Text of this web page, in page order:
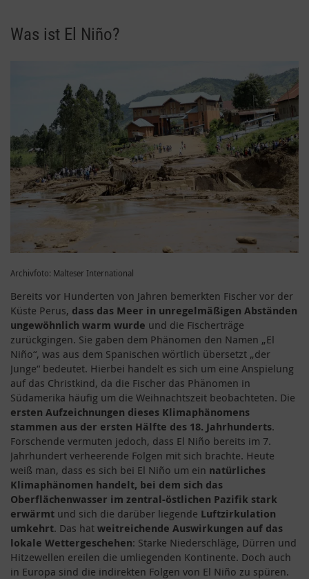
Was ist El Niño?
Archivfoto: Malteser International
Bereits vor Hunderten von Jahren bemerkten Fischer vor der
Küste Perus, dass das Meer in unregelmäßigen Abständen
ungewöhnlich warm wurde und die Fischerträge
zurückgingen. Sie gaben dem Phänomen den Namen „El
Niño“, was aus dem Spanischen wörtlich übersetzt „der
Junge“ bedeutet. Hierbei handelt es sich um eine Anspielung
auf das Christkind, da die Fischer das Phänomen in
Südamerika häufig um die Weihnachtszeit beobachteten. Die
ersten Aufzeichnungen dieses Klimaphänomens
stammen aus der ersten Hälfte des 18. Jahrhunderts.
Forschende vermuten jedoch, dass El Niño bereits im 7.
Jahrhundert verheerende Folgen mit sich brachte. Heute
weiß man, dass es sich bei El Niño um ein natürliches
Klimaphänomen handelt, bei dem sich das
Oberflächenwasser im zentral-östlichen Pazifik stark
erwärmt und sich die darüber liegende Luftzirkulation
umkehrt. Das hat weitreichende Auswirkungen auf das
lokale Wettergeschehen: Starke Niederschläge, Dürren und
Hitzewellen ereilen die umliegenden Kontinente. Doch auch
in Europa sind die indirekten Folgen von El Niño zu spüren.